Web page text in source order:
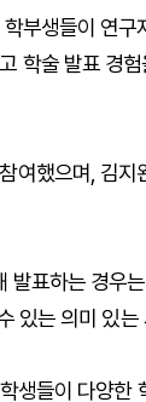
부생들이 연
학술 발표 경
여했으며, 김
표하는 경우
있는 의미 있
생들이 다양한